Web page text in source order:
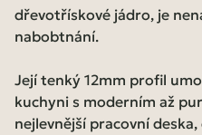
dřevotřískové jádro, je
nabobtnání.
Její tenký 12mm profil
kuchyni s moderním až
nejlevnější pracovní